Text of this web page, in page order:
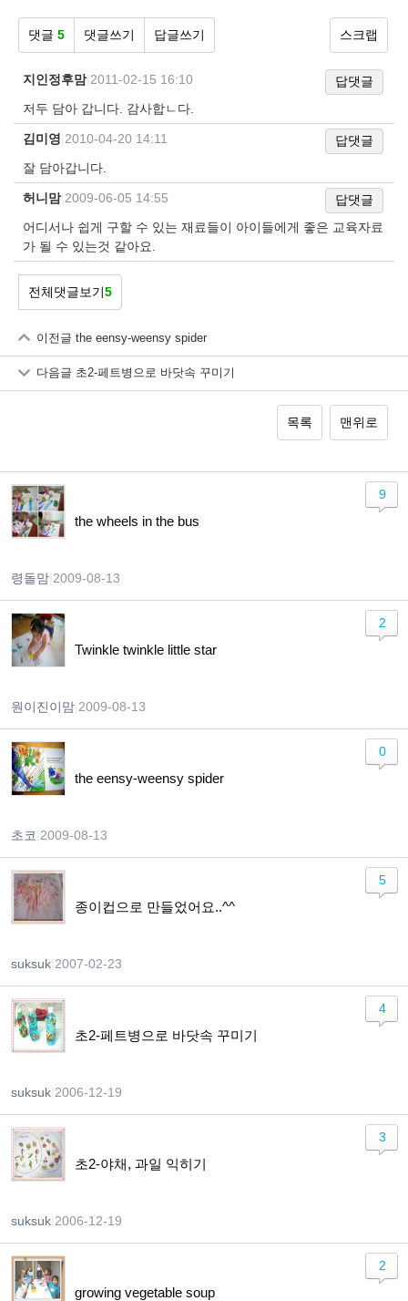
댓글 5 댓글쓰기 답글쓰기 스크랩
지인정후맘| 2011-02-15 16:10
답댓글
저두 담아 갑니다. 감사합ㄴ다.
김미영 2010-04-20 14:11
답댓글
잘 담아갑니다.
허니맘| 2009-06-05 14:55
답댓글
어디서나 쉽게 구할 수 있는 재료들이 아이들에게 좋은 교육자료
가 될 수 있는것 같아요.
전체댓글보기5
이전글 the eensy-weensy spider
다음글 초2-페트병으로 바닷속 꾸미기
목록 맨위로
the wheels in the bus
령돌맘 2009-08-13
9
Twinkle twinkle little star
원이진이맘 2009-08-13
2
the eensy-weensy spider
초코 2009-08-13
0
종이컵으로 만들었어요..^^
suksuk 2007-02-23
5
초2-페트병으로 바닷속 꾸미기
suksuk 2006-12-19
4
초2-야채, 과일 익히기
suksuk 2006-12-19
3
growing vegetable soup
2